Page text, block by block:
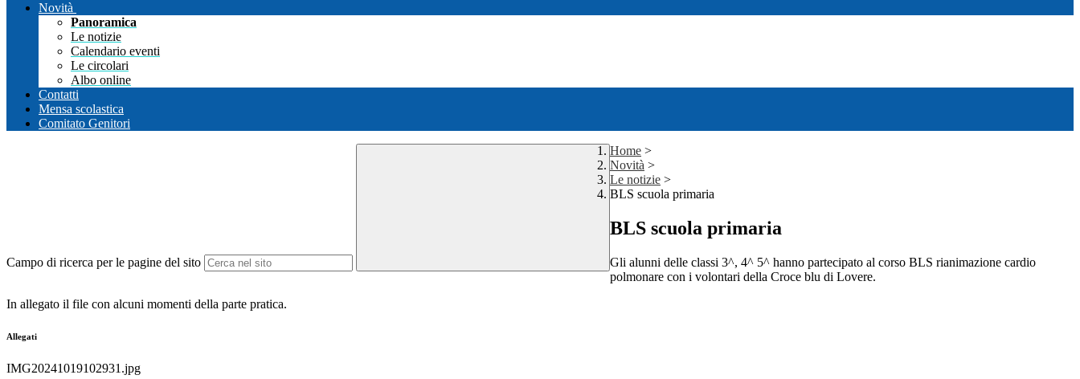
Novità
Panoramica
Le notizie
Calendario eventi
Le circolari
Albo online
Contatti
Mensa scolastica
Comitato Genitori
Campo di ricerca per le pagine del sito
Home >
Novità >
Le notizie >
BLS scuola primaria
BLS scuola primaria
Gli alunni delle classi 3^, 4^ 5^ hanno partecipato al corso BLS rianimazione cardio
polmonare con i volontari della Croce blu di Lovere.
In allegato il file con alcuni momenti della parte pratica.
Allegati
IMG20241019102931.jpg